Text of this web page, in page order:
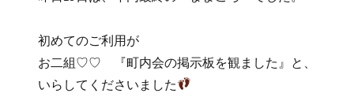
初めてのご利用が
お二組♡♡ 『町内会の掲示板を観ました』と、
いらしてくださいました